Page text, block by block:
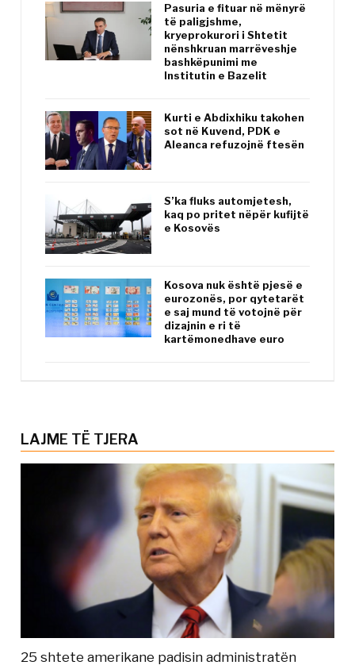
Pasuria e fituar në mënyrë
të paligjshme,
kryeprokurori i Shtetit
nënshkruan marrëveshje
bashkëpunimi me
Institutin e Bazelit
Kurti e Abdixhiku takohen
sot në Kuvend, PDK e
Aleanca refuzojnë ftesën
S’ka fluks automjetesh,
kaq po pritet nëpër kufijtë
e Kosovës
Kosova nuk është pjesë e
eurozonës, por qytetarët
e saj mund të votojnë për
dizajnin e ri të
kartëmonedhave euro
LAJME TË TJERA
25 shtete amerikane padisin administratën